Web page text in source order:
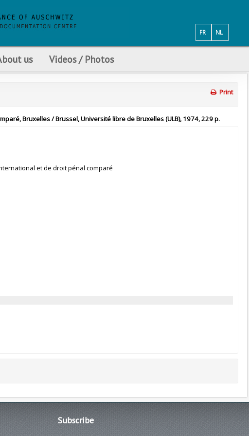
NL
FR
us Videos / Photos
Print
Bruxelles / Brussel, Université libre de Bruxelles (ULB), 1974, 229 p.
et de droit pénal comparé
Subscribe